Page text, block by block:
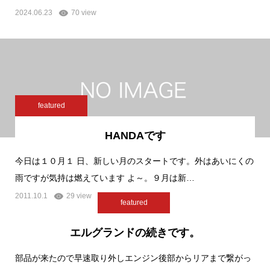
2024.06.23 70 view
featured
HANDAです
今日は１０月１ 日、新しい月のスタートです。外はあいにくの
雨ですが気持は燃えています よ～。９月は新…
2011.10.1 29 view
featured
エルグランドの続きです。
部品が来たので早速取り外しエンジン後部からリアまで繋がっ